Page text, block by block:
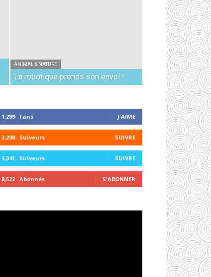
ANIMAL & NATURE
La robotique prends son envol !
1,299 Fans J'AIME
3,200 Suiveurs SUIVRE
2,341 Suiveurs SUIVRE
8,522 Abonnés S'ABONNER